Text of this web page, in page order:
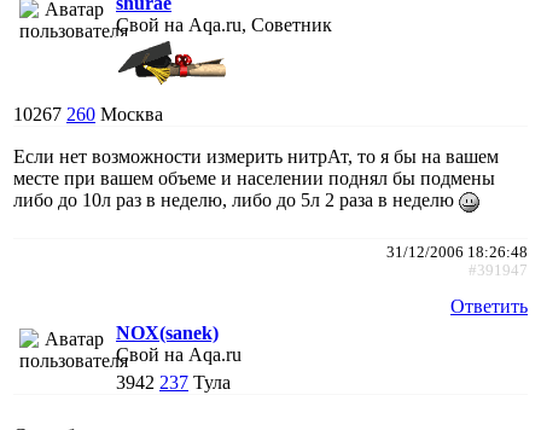
Свой на Aqa.ru, Советник
10267 260 Москва
Если нет возможности измерить нитрАт, то я бы на вашем
месте при вашем объеме и населении поднял бы подмены
либо до 10л раз в неделю, либо до 5л 2 раза в неделю
31/12/2006 18:26:48
#391947
Ответить
NOX(sanek)
Свой на Aqa.ru
3942 237 Тула